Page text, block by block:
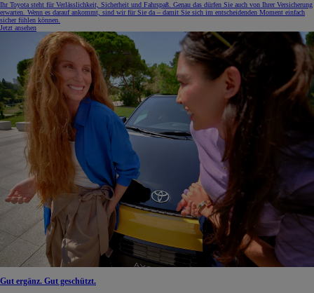
Ihr Toyota steht für Verlässlichkeit, Sicherheit und Fahrspaß. Genau das dürfen Sie auch von Ihrer Versicherung
erwarten. Wenn es darauf ankommt, sind wir für Sie da – damit Sie sich im entscheidenden Moment einfach
sicher fühlen können.
Jetzt ansehen
Gut ergänz. Gut geschützt.